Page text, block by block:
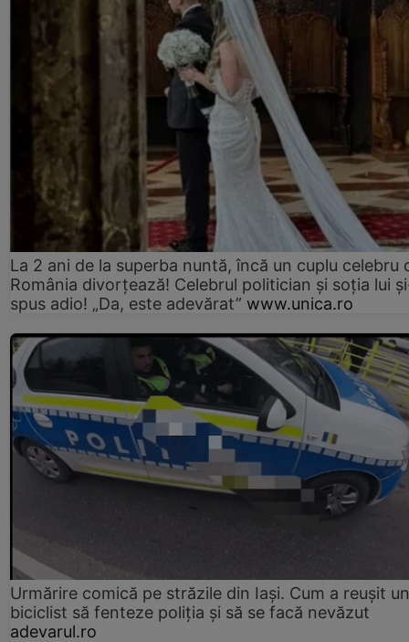
La 2 ani de la superba nuntă, încă un cuplu celebru
România divorțează! Celebrul politician și soția lui
spus adio! „Da, este adevărat” www.unica.ro
Urmărire comică pe străzile din Iași. Cum a reușit un
biciclist să fenteze poliția și să se facă nevăzut
adevarul.ro